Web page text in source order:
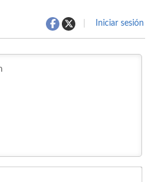
Iniciar sesión